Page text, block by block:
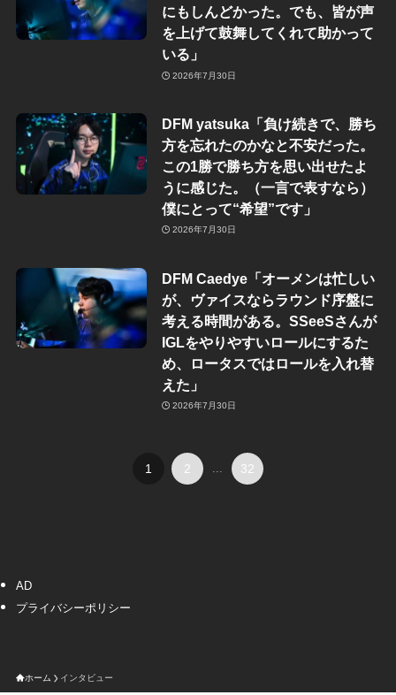
にもしんどかった。でも、皆が声
を上げて鼓舞してくれて助かって
いる」
2026年7月30日
DFM yatsuka「負け続きで、勝ち
方を忘れたのかなと不安だった。
この1勝で勝ち方を思い出せたよ
うに感じた。（一言で表すなら）
僕にとって“希望”です」
2026年7月30日
DFM Caedye「オーメンは忙しい
が、ヴァイスならラウンド序盤に
考える時間がある。SSeeSさんが
IGLをやりやすいロールにするた
め、ロータスではロールを入れ替
えた」
2026年7月30日
1 2 ... 32
AD
プライバシーポリシー
ホーム インタビュー